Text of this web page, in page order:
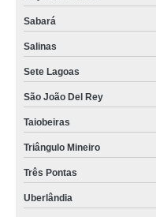
Sabará
Salinas
Sete Lagoas
São João Del Rey
Taiobeiras
Triângulo Mineiro
Três Pontas
Uberlândia